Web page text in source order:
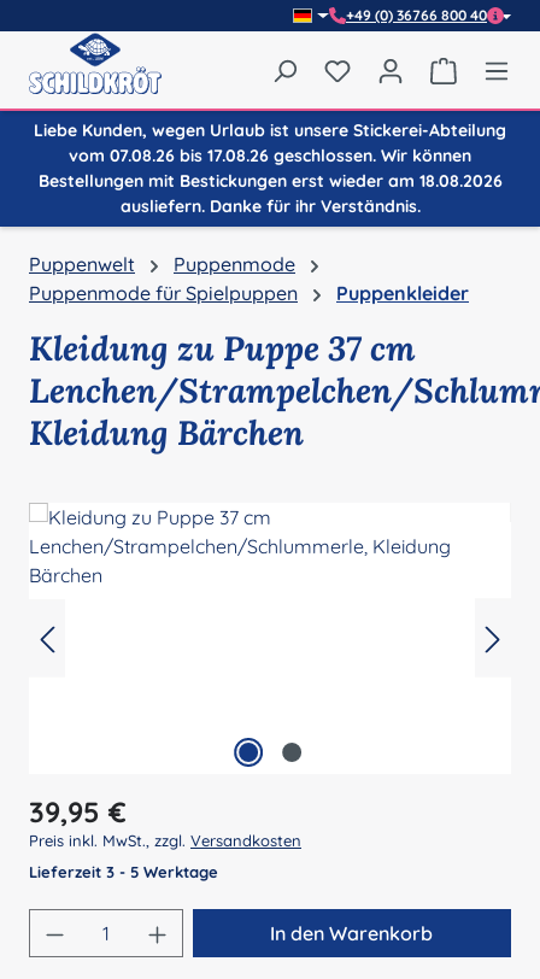
+49 (0) 36766 800 40
Du hast 0 Produkte
Liebe Kunden, wegen Urlaub ist unsere Stickerei-Abteilung
vom 07.08.26 bis 17.08.26 geschlossen. Wir können
Bestellungen mit Bestickungen erst wieder am 18.08.2026
ausliefern. Danke für ihr Verständnis.
Puppenwelt
Puppenmode
Puppenmode für Spielpuppen
Puppenkleider
Kleidung zu Puppe 37 cm
Lenchen/Strampelchen/
Kleidung Bärchen
Regulärer Preis:
39,95 €
Preis inkl. MwSt., zzgl. Versandkosten
Lieferzeit 3 - 5 Werktage
Produkt Anzahl: Gib den gewünschten
In den Warenkorb